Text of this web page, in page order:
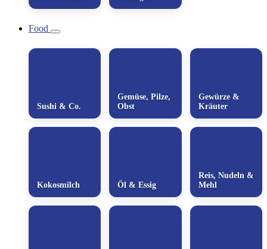
Food
Sushi & Co.
Gemüse, Pilze,
Obst
Gewürze &
Kräuter
Kokosmilch Öl & Essig
Reis, Nudeln &
Mehl